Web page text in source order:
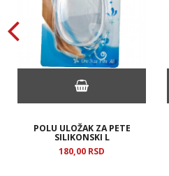
POLU ULOŽAK ZA PETE
SILIKONSKI L
180,00 RSD